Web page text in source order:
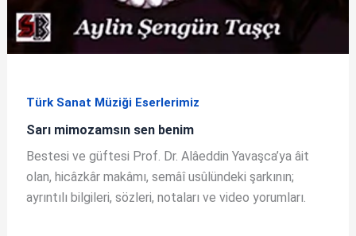
Türk Sanat Müziği Eserlerimiz
Sarı mimozamsın sen benim
Bestesi ve güftesi Prof. Dr. Alâeddin Yavaşca’ya âit
olan, hicâzkâr makâmı, semâî usûlündeki şarkının;
ayrıntılı bilgileri, sözleri, notaları ve video yorumları.